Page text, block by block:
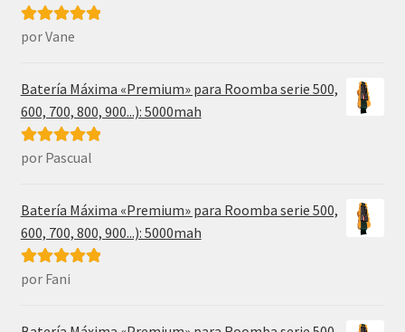
Valorado con
por Vane
Batería Máxima «Premium» para Roomba serie 500,
600, 700, 800, 900...): 5000mah
Valorado con
por Pascual
Batería Máxima «Premium» para Roomba serie 500,
600, 700, 800, 900...): 5000mah
Valorado con
por Fani